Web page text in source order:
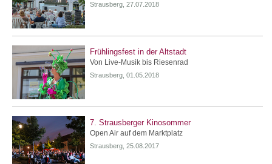
Strausberg, 27.07.2018
Frühlingsfest in der Altstadt
Von Live-Musik bis Riesenrad
Strausberg, 01.05.2018
7. Strausberger Kinosommer
Open Air auf dem Marktplatz
Strausberg, 25.08.2017